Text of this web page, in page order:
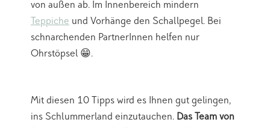
von außen ab. Im Innenbereich mindern
Teppiche und Vorhänge den Schallpegel. Bei
schnarchenden PartnerInnen helfen nur
Ohrstöpsel 😁.
Mit diesen 10 Tipps wird es Ihnen gut gelingen,
ins Schlummerland einzutauchen. Das Team von